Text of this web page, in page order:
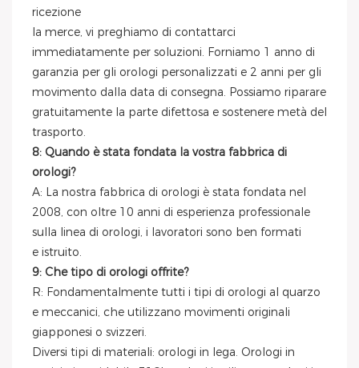
ricezione
la merce, vi preghiamo di contattarci
immediatamente per soluzioni. Forniamo 1 anno di
garanzia per gli orologi personalizzati e 2 anni per gli
movimento dalla data di consegna. Possiamo riparare
gratuitamente la parte difettosa e sostenere metà del
trasporto.
8: Quando è stata fondata la vostra fabbrica di
orologi?
A: La nostra fabbrica di orologi è stata fondata nel
2008, con oltre 10 anni di esperienza professionale
sulla linea di orologi, i lavoratori sono ben formati
e istruito.
9: Che tipo di orologi offrite?
R: Fondamentalmente tutti i tipi di orologi al quarzo
e meccanici, che utilizzano movimenti originali
giapponesi o svizzeri.
Diversi tipi di materiali: orologi in lega. Orologi in